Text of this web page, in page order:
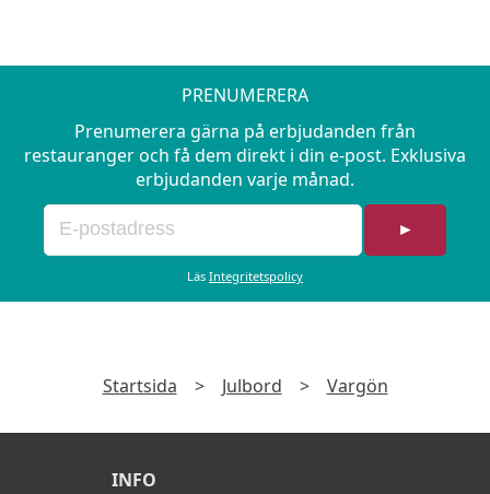
PRENUMERERA
Prenumerera gärna på erbjudanden från
restauranger och få dem direkt i din e-post. Exklusiva
erbjudanden varje månad.
►
Läs Integritetspolicy
Startsida > Julbord > Vargön
INFO